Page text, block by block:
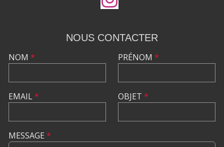
NOUS CONTACTER
NOM *
EMAIL*
PRÉNOM *
OBJET *
MESSAGE *